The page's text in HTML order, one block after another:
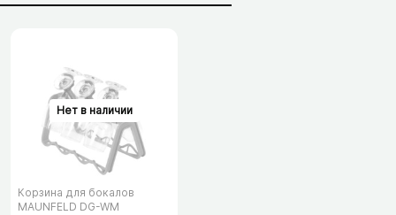
Корзина для бокалов
MAUNFELD DG-WM